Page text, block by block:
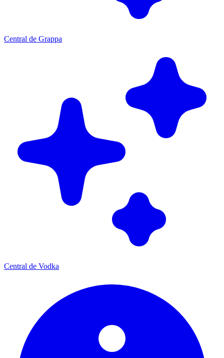
Central de Grappa
Central de Vodka